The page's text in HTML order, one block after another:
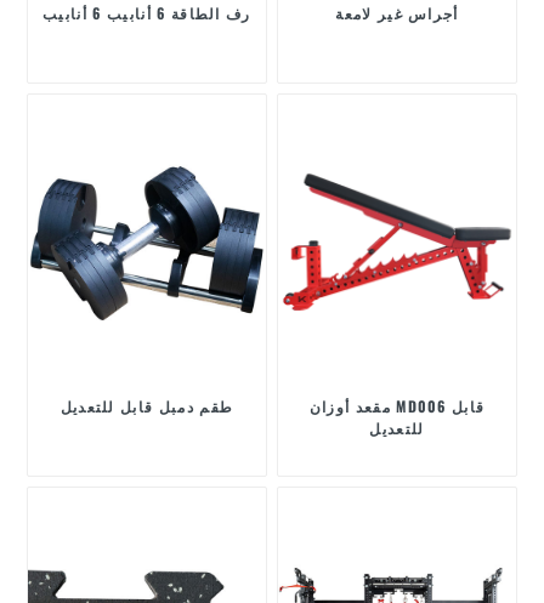
رف الطاقة 6 أنابيب 6 أنابيب أجراس غير لامعة
طقم دمبل قابل للتعديل
مقعد أوزان MD006 قابل
للتعديل